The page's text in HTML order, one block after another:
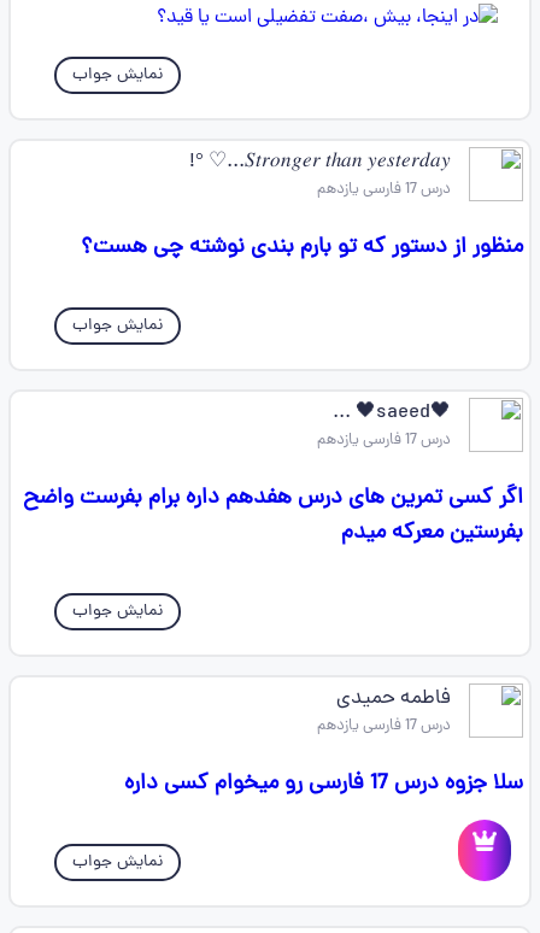
نمایش جواب
𝑆𝑡𝑟𝑜𝑛𝑔𝑒𝑟 𝑡ℎ𝑎𝑛 𝑦𝑒𝑠𝑡𝑒𝑟𝑑𝑎𝑦...♡ °!
درس 17 فارسی یازدهم
منظور از دستور که تو بارم بندی نوشته چی هست؟
نمایش جواب
🖤saeed🖤 ...
درس 17 فارسی یازدهم
اگر کسی تمرین های درس هفدهم داره برام بفرست واضح
بفرستین معرکه میدم
نمایش جواب
فاطمه حمیدی
درس 17 فارسی یازدهم
سلا جزوه درس 17 فارسی رو میخوام کسی داره
نمایش جواب